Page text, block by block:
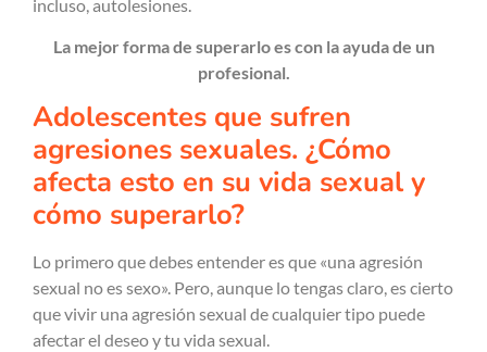
incluso, autolesiones.
La mejor forma de superarlo es con la ayuda de un
profesional.
Adolescentes que sufren
agresiones sexuales. ¿Cómo
afecta esto en su vida sexual y
cómo superarlo?
Lo primero que debes entender es que «una agresión
sexual no es sexo». Pero, aunque lo tengas claro, es cierto
que vivir una agresión sexual de cualquier tipo puede
afectar el deseo y tu vida sexual.